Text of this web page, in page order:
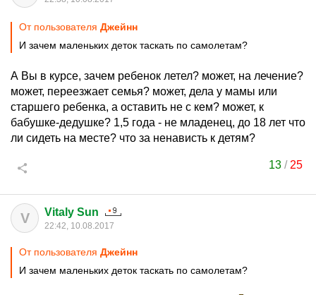
От пользователя Джейнн
И зачем маленьких деток таскать по самолетам?
А Вы в курсе, зачем ребенок летел? может, на лечение?
может, переезжает семья? может, дела у мамы или
старшего ребенка, а оставить не с кем? может, к
бабушке-дедушке? 1,5 года - не младенец, до 18 лет что
ли сидеть на месте? что за ненависть к детям?
13/ 25
V Vitaly Sun
22:42, 10.08.2017
От пользователя Джейнн
И зачем маленьких деток таскать по самолетам?